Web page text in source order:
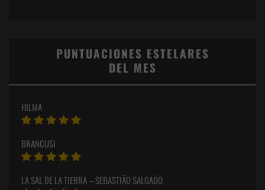
PUNTUACIONES ESTELARES
DEL MES
HILMA
BRANCUSI
LA SAL DE LA TIERRA – SEBASTIÃO SALGADO